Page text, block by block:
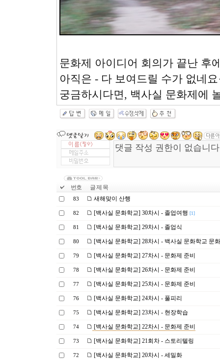
문화제 아이디어 회의가 끝난 후
아직은 - 다 보여드릴 수가 없네
궁금하시다면, 백사실 문화제에
번호 글 제 목
83 새해맞이 산행
82 [백사실 문화학교] 30차시 - 졸업여행 [1]
81 [백사실 문화학교] 29차시 - 졸업식
80 [백사실 문화학교] 28차시 - 백사실 문화학교 문
79 [백사실 문화학교] 27차시 - 문화제 준비
78 [백사실 문화학교] 26차시 - 문화제 준비
77 [백사실 문화학교] 25차시 - 문화제 준비
76 [백사실 문화학교] 24차시 - 풀피리
75 [백사실 문화학교] 23차시 - 현장학습
74 [백사실 문화학교] 22차시 - 문화제 준비
73 [백사실 문화학교] 21회차 - 스토리텔링
72 [백사실 문화학교] 20차시 - 세밀화